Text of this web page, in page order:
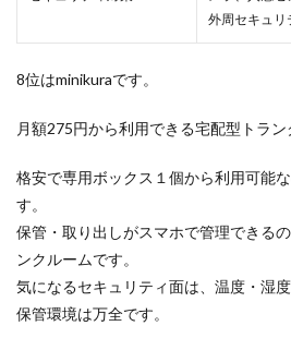
外周セキュリ
8位はminikuraです。
月額275円から利用できる宅配型トラン
格安で専用ボックス１個から利用可能
す。
保管・取り出しがスマホで管理できる
ンクルームです。
気になるセキュリティ面は、温度・湿
保管環境は万全です。